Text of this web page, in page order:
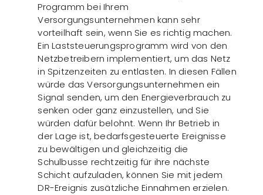
Programm bei Ihrem
Versorgungsunternehmen kann sehr
vorteilhaft sein, wenn Sie es richtig machen.
Ein Laststeuerungsprogramm wird von den
Netzbetreibern implementiert, um das Netz
in Spitzenzeiten zu entlasten. In diesen Fällen
würde das Versorgungsunternehmen ein
Signal senden, um den Energieverbrauch zu
senken oder ganz einzustellen, und Sie
würden dafür belohnt. Wenn Ihr Betrieb in
der Lage ist, bedarfsgesteuerte Ereignisse
zu bewältigen und gleichzeitig die
Schulbusse rechtzeitig für ihre nächste
Schicht aufzuladen, können Sie mit jedem
DR-Ereignis zusätzliche Einnahmen erzielen.